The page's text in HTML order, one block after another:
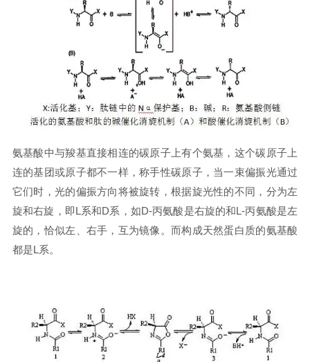
氨基酸中与羧基直接相连的碳原子上有个氨基，这个碳原子上
连的基团或原子都不一样，称手性碳原子，当一束偏振光通过
它们时，光的偏振方向将被旋转，根据旋光性的不同，分为左
旋和右旋，即L系和D系，如D-丙氨酸是右旋的和L-丙氨酸是左
旋的，恰似左、右手，互为镜像。而构成天然蛋白质的氨基酸
都是L系。